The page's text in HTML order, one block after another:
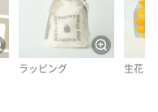
ラッピング 生花